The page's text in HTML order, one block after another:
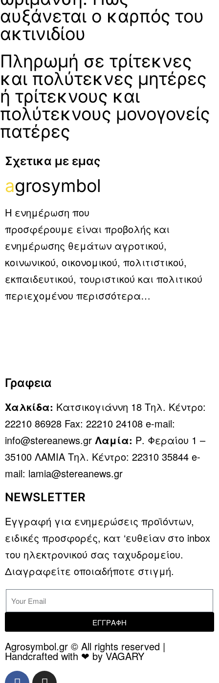
αυξάνεται ο καρπός του
ακτινιδίου
Πληρωμή σε τρίτεκνες
και πολύτεκνες μητέρες
ή τρίτεκνους και
πολύτεκνους μονογονείς
πατέρες
Σχετικα με εμας
agrosymbol
Η ενημέρωση που
προσφέρουμε είναι προβολής και
ενημέρωσης θεμάτων αγροτικού,
κοινωνικού, οικονομικού, πολιτιστικού,
εκπαιδευτικού, τουριστικού και πολιτικού
περιεχομένου περισσότερα…
Γραφεια
Χαλκίδα: Κατσικογιάννη 18 Τηλ. Κέντρο:
22210 86928 Fax: 22210 24108 e-mail:
info@stereanews.gr Λαμία: Ρ. Φεραίου 1 –
35100 ΛΑΜΙΑ Τηλ. Κέντρο: 22310 35844 e-
mail: lamia@stereanews.gr
NEWSLETTER
Εγγραφή για ενημερώσεις προϊόντων,
ειδικές προσφορές, κατ ‘ευθείαν στο inbox
του ηλεκτρονικού σας ταχυδρομείου.
Διαγραφείτε οποιαδήποτε στιγμή.
ΕΓΓΡΑΦΗ
Agrosymbol.gr © All rights reserved |
Handcrafted with ❤ by VAGARY